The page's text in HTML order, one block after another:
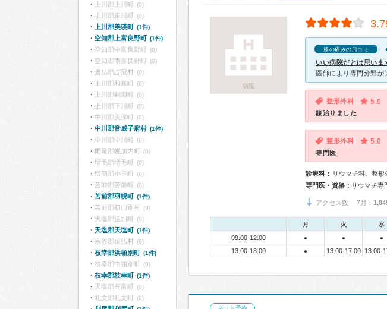
病院
膝の痛みの口コミ
いい病院だとは思いま
整形外科 5.0
膝治りました
整形外科 5.0
専門医
診療科： リウマチ科、整
専門医・資格：
アクセス数 7月：
月 火 水
09:00-12:00 ● ● ●
13:00-18:00 ● 13:00-17:00 13:00-
上川郡上川町 (0)
上川郡東川町 (0)
上川郡美瑛町 (1件)
空知郡上富良野町 (1件)
空知郡中富良野町 (0)
空知郡南富良野町 (0)
勇払郡占冠村 (0)
上川郡和寒町 (0)
上川郡剣淵町 (0)
上川郡下川町 (0)
中川郡美深町 (0)
中川郡音威子府村 (1件)
中川郡中川町 (0)
雨竜郡幌加内町 (0)
増毛郡増毛町 (0)
留萌郡小平町 (0)
苫前郡苫前町 (0)
苫前郡羽幌町 (1件)
苫前郡初山別村 (0)
天塩郡遠別町 (0)
天塩郡天塩町 (1件)
宗谷郡猿払村 (0)
枝幸郡浜頓別町 (1件)
枝幸郡中頓別町 (0)
枝幸郡枝幸町 (1件)
天塩郡豊富町 (0)
礼文郡礼文町 (0)